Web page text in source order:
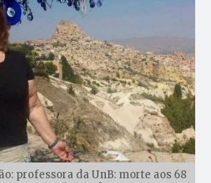
professora da UnB: morte aos 68